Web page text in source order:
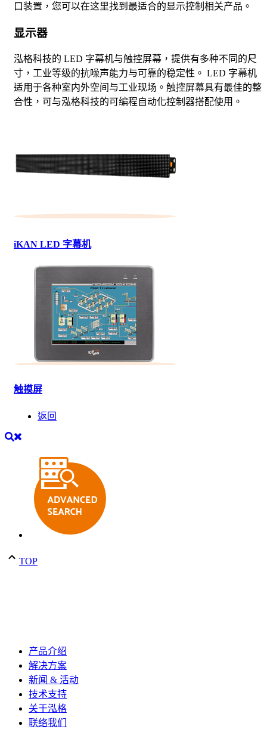
口装置，您可以在这里找到最适合的显示控制相关产品。
显示器
泓格科技的 LED 字幕机与触控屏幕，提供有多种不同的尺
寸，工业等级的抗噪声能力与可靠的稳定性。 LED 字幕机
适用于各种室内外空间与工业现场。触控屏幕具有最佳的整
合性，可与泓格科技的可编程自动化控制器搭配使用。
iKAN LED 字幕机
触摸屏
返回
TOP
产品介绍
解决方案
新闻 & 活动
技术支持
关于泓格
联络我们